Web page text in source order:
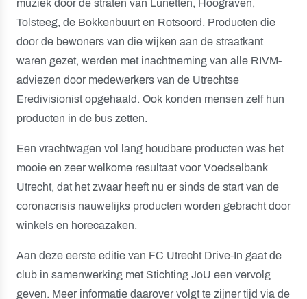
muziek door de straten van Lunetten, Hoograven,
Tolsteeg, de Bokkenbuurt en Rotsoord. Producten die
door de bewoners van die wijken aan de straatkant
waren gezet, werden met inachtneming van alle RIVM-
adviezen door medewerkers van de Utrechtse
Eredivisionist opgehaald. Ook konden mensen zelf hun
producten in de bus zetten.
Een vrachtwagen vol lang houdbare producten was het
mooie en zeer welkome resultaat voor Voedselbank
Utrecht, dat het zwaar heeft nu er sinds de start van de
coronacrisis nauwelijks producten worden gebracht door
winkels en horecazaken.
Aan deze eerste editie van FC Utrecht Drive-In gaat de
club in samenwerking met Stichting JoU een vervolg
geven. Meer informatie daarover volgt te zijner tijd via de